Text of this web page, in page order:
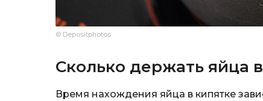
© Depositphotos
Сколько держать яйца
Время нахождения яйца в кипятке